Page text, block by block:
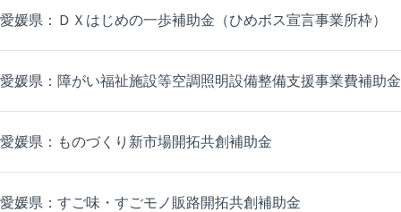
愛媛県：ＤＸはじめの一歩補助金（ひめボス宣言事業所枠）
愛媛県：障がい福祉施設等空調照明設備整備支援事業費補助金
愛媛県：ものづくり新市場開拓共創補助金
愛媛県：すご味・すごモノ販路開拓共創補助金